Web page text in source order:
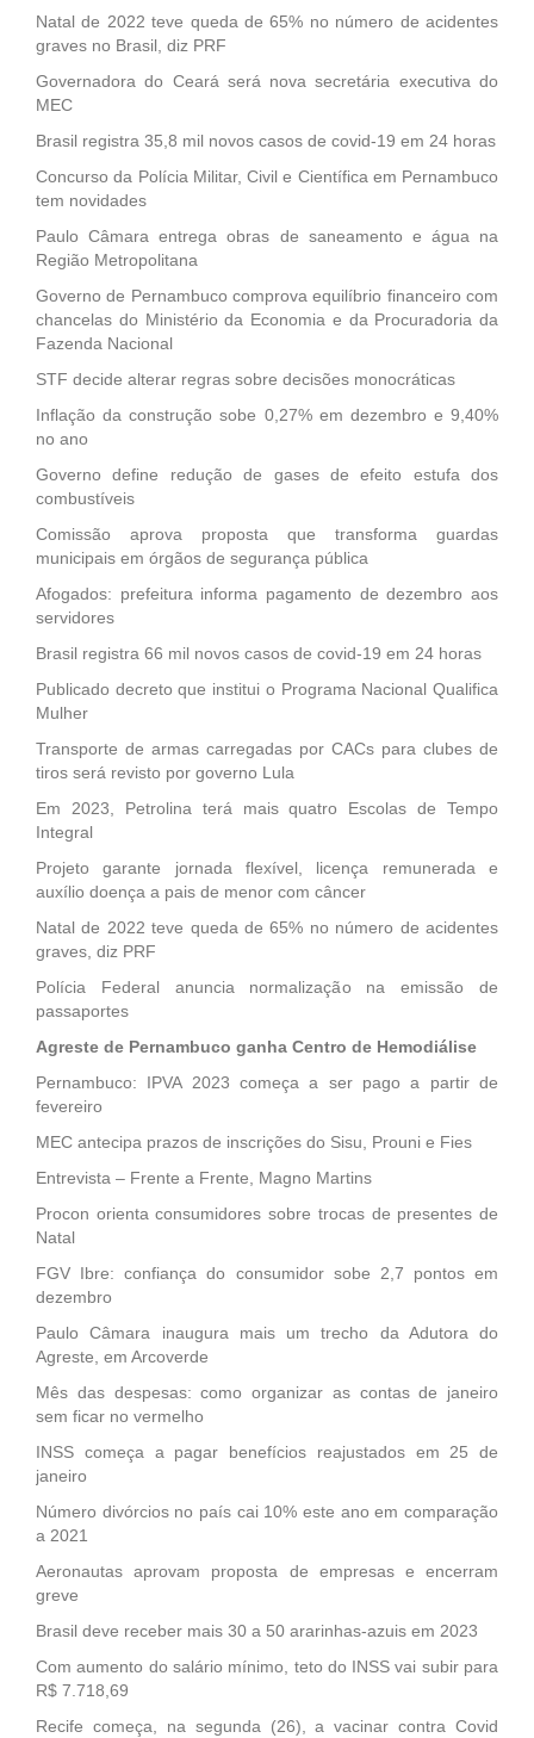
Natal de 2022 teve queda de 65% no número de acidentes
graves no Brasil, diz PRF
Governadora do Ceará será nova secretária executiva do
MEC
Brasil registra 35,8 mil novos casos de covid-19 em 24 horas
Concurso da Polícia Militar, Civil e Científica em Pernambuco
tem novidades
Paulo Câmara entrega obras de saneamento e água na
Região Metropolitana
Governo de Pernambuco comprova equilíbrio financeiro com
chancelas do Ministério da Economia e da Procuradoria da
Fazenda Nacional
STF decide alterar regras sobre decisões monocráticas
Inflação da construção sobe 0,27% em dezembro e 9,40%
no ano
Governo define redução de gases de efeito estufa dos
combustíveis
Comissão aprova proposta que transforma guardas
municipais em órgãos de segurança pública
Afogados: prefeitura informa pagamento de dezembro aos
servidores
Brasil registra 66 mil novos casos de covid-19 em 24 horas
Publicado decreto que institui o Programa Nacional Qualifica
Mulher
Transporte de armas carregadas por CACs para clubes de
tiros será revisto por governo Lula
Em 2023, Petrolina terá mais quatro Escolas de Tempo
Integral
Projeto garante jornada flexível, licença remunerada e
auxílio doença a pais de menor com câncer
Natal de 2022 teve queda de 65% no número de acidentes
graves, diz PRF
Polícia Federal anuncia normalização na emissão de
passaportes
Agreste de Pernambuco ganha Centro de Hemodiálise
Pernambuco: IPVA 2023 começa a ser pago a partir de
fevereiro
MEC antecipa prazos de inscrições do Sisu, Prouni e Fies
Entrevista – Frente a Frente, Magno Martins
Procon orienta consumidores sobre trocas de presentes de
Natal
FGV Ibre: confiança do consumidor sobe 2,7 pontos em
dezembro
Paulo Câmara inaugura mais um trecho da Adutora do
Agreste, em Arcoverde
Mês das despesas: como organizar as contas de janeiro
sem ficar no vermelho
INSS começa a pagar benefícios reajustados em 25 de
janeiro
Número divórcios no país cai 10% este ano em comparação
a 2021
Aeronautas aprovam proposta de empresas e encerram
greve
Brasil deve receber mais 30 a 50 ararinhas-azuis em 2023
Com aumento do salário mínimo, teto do INSS vai subir para
R$ 7.718,69
Recife começa, na segunda (26), a vacinar contra Covid